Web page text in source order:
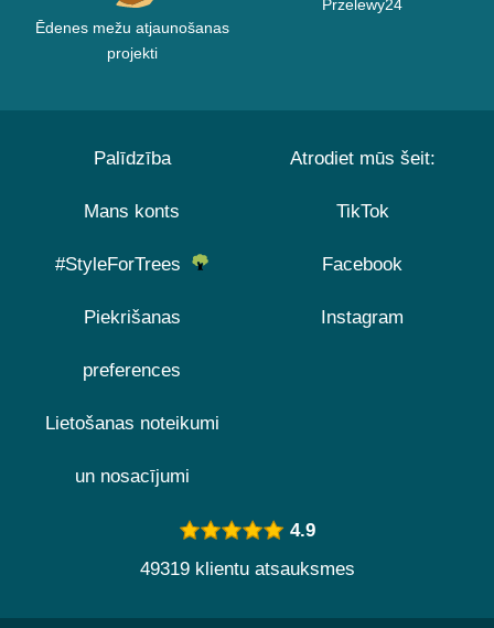
Ēdenes mežu atjaunošanas
projekti
Przelewy24
Palīdzība
Mans konts
#StyleForTrees
Piekrišanas
preferences
Lietošanas noteikumi
un nosacījumi
Atrodiet mūs šeit:
TikTok
Facebook
Instagram
4.9
49319 klientu atsauksmes